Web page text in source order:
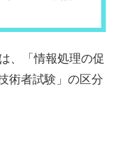
、「情報処理の促
術者試験」の区分